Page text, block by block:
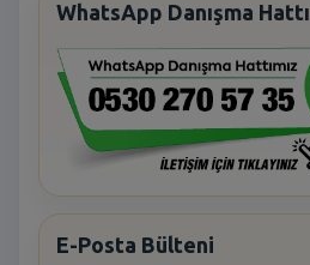
WhatsApp Danışma Hattı
E-Posta Bülteni